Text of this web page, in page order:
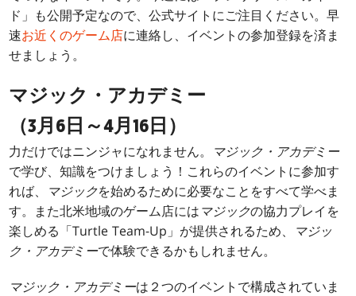
ド」も公開予定なので、公式サイトにご注目ください。早
速お近くのゲーム店に連絡し、イベントの参加登録を済ま
せましょう。
マジック・アカデミー
（3月6日～4月16日）
力だけではニンジャになれません。
マジック・アカデミー
で学び、知識をつけましょう！これらのイベントに参加す
れば、
マジックを始めるために必要なことをすべて学べま
す。また北米地域のゲーム店にはマジックの協力プレイを
楽しめる「Turtle Team-Up」が提供されるため、
マジッ
ク・アカデミーで体験できるかもしれません。
マジック・アカデミーは２つのイベントで構成されていま